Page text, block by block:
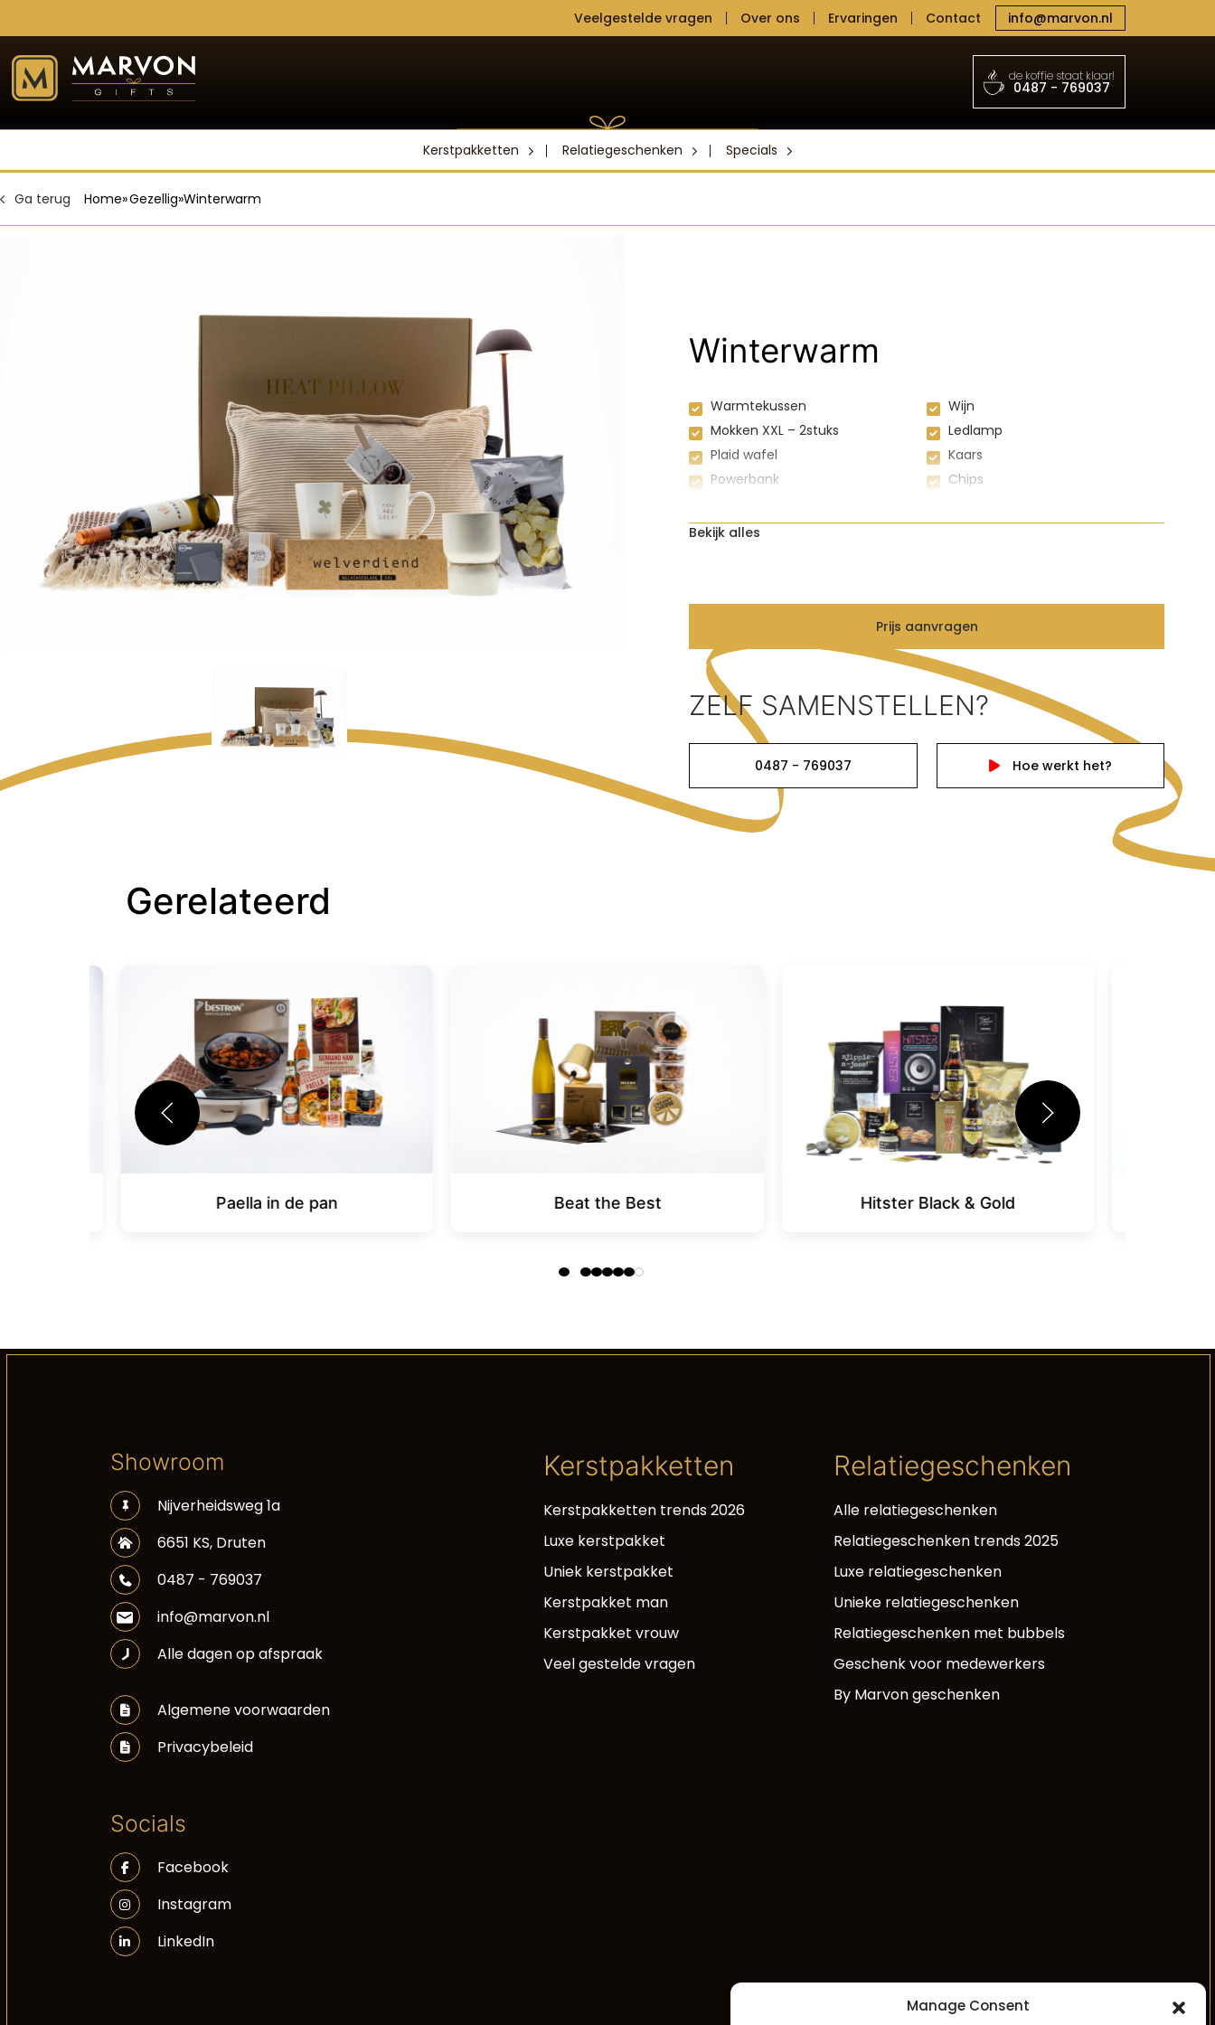
Manage Consent
Veelgestelde vragen Over ons Ervaringen Contact info@marvon.nl
de koffie staat klaar!
0487 - 769037
Kerstpakketten Relatiegeschenken Specials
Ga terug Home»Gezellig»Winterwarm
Winterwarm
Warmtekussen
Wijn
Mokken XXL – 2stuks
Ledlamp
Plaid wafel
Kaars
Powerbank
Chips
Chocoladereep XL
Bekijk alles
Prijs aanvragen
ZELF SAMENSTELLEN?
0487 - 769037 Hoe werkt het?
Gerelateerd
Paella in de pan Beat the Best Hitster Black & Gold
Showroom
Nijverheidsweg 1a
6651 KS, Druten
0487 - 769037
info@marvon.nl
Alle dagen op afspraak
Algemene voorwaarden
Privacybeleid
Socials
Facebook
Instagram
LinkedIn
Kerstpakketten
Kerstpakketten trends 2026
Luxe kerstpakket
Uniek kerstpakket
Kerstpakket man
Kerstpakket vrouw
Veel gestelde vragen
Relatiegeschenken
Alle relatiegeschenken
Relatiegeschenken trends 2025
Luxe relatiegeschenken
Unieke relatiegeschenken
Relatiegeschenken met bubbels
Geschenk voor medewerkers
By Marvon geschenken